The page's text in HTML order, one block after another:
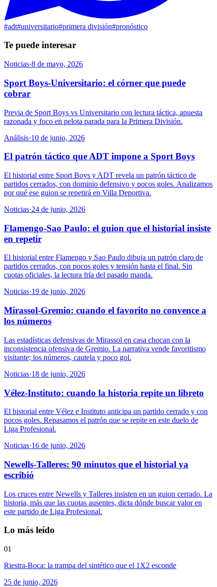
#adt#universitario#primera división#pronóstico
Te puede interesar
Noticias·8 de mayo, 2026
Sport Boys-Universitario: el córner que puede
cobrar
Previa de Sport Boys vs Universitario con lectura táctica, apuesta
razonada y foco en pelota parada para la Primera División.
Análisis·10 de junio, 2026
El patrón táctico que ADT impone a Sport Boys
El historial entre Sport Boys y ADT revela un patrón táctico de
partidos cerrados, con dominio defensivo y pocos goles. Analizamos
por qué ese guion se repetirá en Villa Deportiva.
Noticias·24 de junio, 2026
Flamengo-Sao Paulo: el guion que el historial insiste
en repetir
El historial entre Flamengo y Sao Paulo dibuja un patrón claro de
partidos cerrados, con pocos goles y tensión hasta el final. Sin
cuotas oficiales, la lectura fría del pasado manda.
Noticias·19 de junio, 2026
Mirassol-Gremio: cuando el favorito no convence a
los números
Las estadísticas defensivas de Mirassol en casa chocan con la
inconsistencia ofensiva de Gremio. La narrativa vende favoritismo
visitante; los números, cautela y poco gol.
Noticias·18 de junio, 2026
Vélez-Instituto: cuando la historia repite un libreto
El historial entre Vélez e Instituto anticipa un partido cerrado y con
pocos goles. Repasamos el patrón que se repite en este duelo de
Liga Profesional.
Noticias·16 de junio, 2026
Newells-Talleres: 90 minutos que el historial ya
escribió
Los cruces entre Newells y Talleres insisten en un guion cerrado. La
historia, más que las cuotas ausentes, dicta dónde buscar valor en
este partido de Liga Profesional.
Lo más leído
01
Riestra-Boca: la trampa del sintético que el 1X2 esconde
25 de junio, 2026